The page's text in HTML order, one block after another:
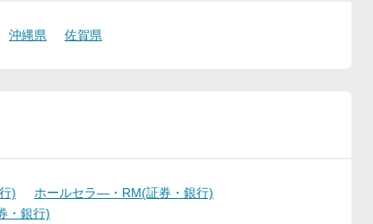
沖縄県 佐賀県
)
ホールセラ―・RM(証券・銀行)
・銀行)